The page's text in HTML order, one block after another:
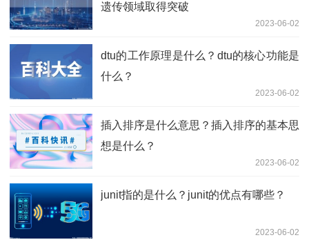
遗传领域取得突破
2023-06-02
dtu的工作原理是什么？dtu的核心功能是
什么？
2023-06-02
插入排序是什么意思？插入排序的基本思
想是什么？
2023-06-02
junit指的是什么？junit的优点有哪些？
2023-06-02